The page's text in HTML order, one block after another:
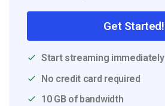
Get Started!
Start streaming immediately
No credit card required
10 GB of bandwidth